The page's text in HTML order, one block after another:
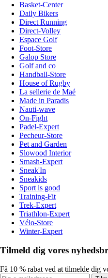
Basket-Center
Daily Bikers
Direct Running
Direct-Volley
Espace Golf
Foot-Store
Galop Store
Golf and co
Handball-Store
House of Rugby
La sellerie de Maé
Made in Paradis
Nauti-wave
On-Fight
Padel-Expert
Pecheur-Store
Pet and Garden
Slowood Interior
Smash-Expert
Sneak'In
Sneakids
Sport is good
Training-Fit
Trek-Expert
Triathlon-Expert
Vélo-Store
Winter-Expert
Tilmeld dig vores
Få 10 % rabat ved at tilmelde dig